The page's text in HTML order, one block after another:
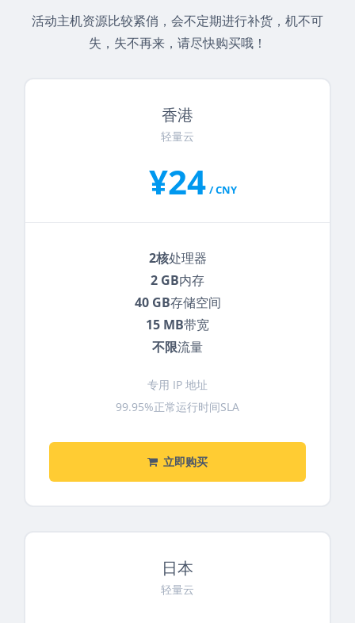
活动主机资源比较紧俏，会不定期进行补货，机不可
失，失不再来，请尽快购买哦！
香港
轻量云
¥24 / CNY
2核处理器
2 GB内存
40 GB存储空间
15 MB带宽
不限流量
专用 IP 地址
99.95%正常运行时间SLA
立即购买
日本
轻量云